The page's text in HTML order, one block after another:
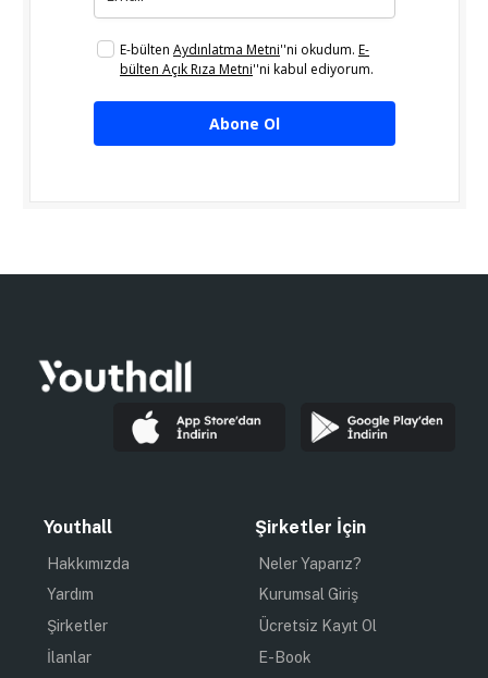
E-bülten Aydınlatma Metni''ni okudum. E-
bülten Açık Rıza Metni''ni kabul ediyorum.
Abone Ol
Youthall
Hakkımızda
Yardım
Şirketler
İlanlar
Şirketler İçin
Neler Yaparız?
Kurumsal Giriş
Ücretsiz Kayıt Ol
E-Book